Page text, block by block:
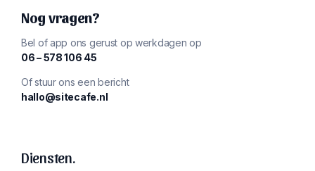
Nog vragen?
Bel of app ons gerust op werkdagen op
‪06 – 578 106 45‬
Of stuur ons een bericht
hallo@sitecafe.nl
Diensten.